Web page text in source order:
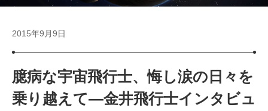
2015年9月9日
臆病な宇宙飛行士、悔し涙の日々を
乗り越えて—金井飛行士インタビュ